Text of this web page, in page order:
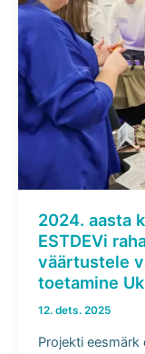
2024. aasta
ESTDEVi
väärtustele
toetamine
12. dets. 2025
Projekti eesmärk